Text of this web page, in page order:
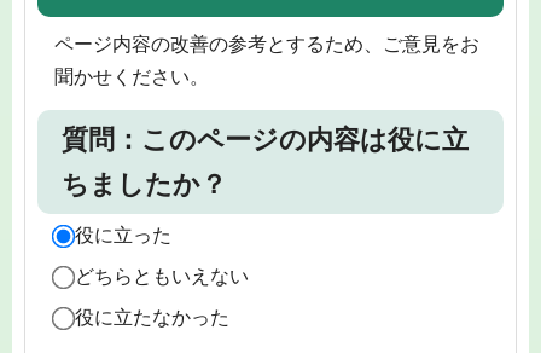
ページ内容の改善の参考とするため、ご意見をお
聞かせください。
質問：このページの内容は役に立
ちましたか？
役に立った
どちらともいえない
役に立たなかった